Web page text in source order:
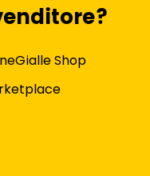
Shop